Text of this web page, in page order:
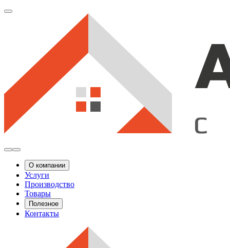
О компании
Услуги
Производство
Товары
Полезное
Контакты